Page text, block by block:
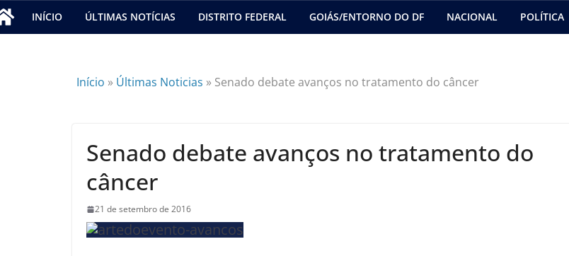
INÍCIO ÚLTIMAS NOTÍCIAS DISTRITO FEDERAL GOIÁS/ENTORNO DO DF NACIONAL POLÍTICA
Início » Últimas Noticias » Senado debate avanços no tratamento do câncer
Senado debate avanços no tratamento do
câncer
21 de setembro de 2016